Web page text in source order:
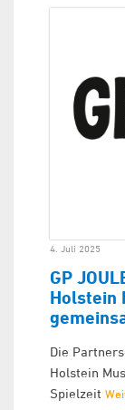
4. Juli 2025
GP
Holstein
Die
Holstein
Spielzeit